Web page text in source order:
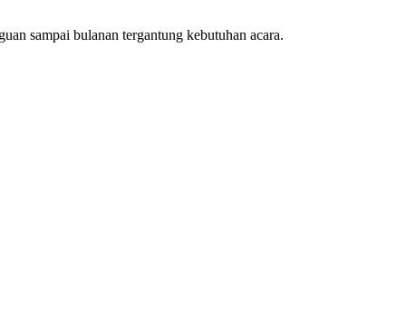
sampai bulanan tergantung kebutuhan acara.